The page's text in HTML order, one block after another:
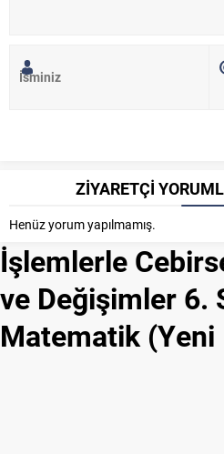
ZİYARETÇİ
Henüz yorum yapılmamış.
İşlemlerle
ve Değişimler 6.
Matematik